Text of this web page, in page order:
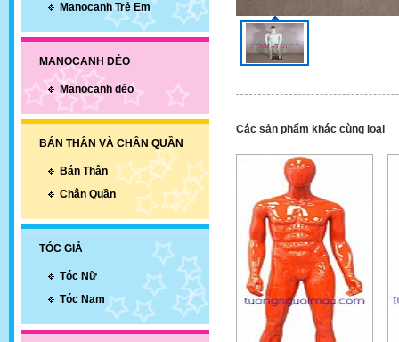
Manocanh Trẻ Em
MANOCANH DẺO
Manocanh dẻo
BÁN THÂN VÀ CHÂN QUẦN
Bán Thân
Chân Quần
TÓC GIẢ
Tóc Nữ
Tóc Nam
Các sản phẩm khác cùng loại